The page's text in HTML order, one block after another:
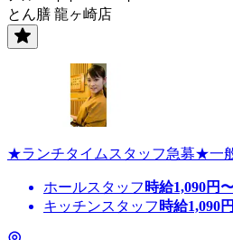
とん膳 龍ヶ崎店
★ランチタイムスタッフ急募★一
ホールスタッフ 時給1,090円
キッチンスタッフ 時給1,090